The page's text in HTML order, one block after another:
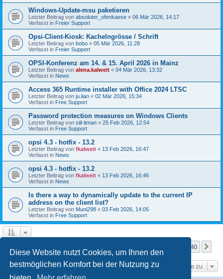
Diese Website nutzt Cookies, um Ihnen den
bestmöglichen Komfort bei der Nutzung zu
Windows-Update-msu paketieren
Letzter Beitrag von absoluter_ofenkaese « 06 Mär 2026, 14:17
Verfasst in Freier Support
Opsi-Client-Kiosk: Kachelngrösse / Schrift
Letzter Beitrag von bobo « 05 Mär 2026, 11:28
Verfasst in Freier Support
OPSI-Konferenz am 14. & 15. April 2026 in Mainz
Letzter Beitrag von alena.kalweit « 04 Mär 2026, 13:32
Verfasst in News
Access 365 Runtime installer with Office 2024 LTSC
Letzter Beitrag von ju.lian « 02 Mär 2026, 15:34
Verfasst in Free Support
Password protection measures on Windows Clients
Letzter Beitrag von siil-itman « 25 Feb 2026, 12:54
Verfasst in Free Support
opsi 4.3 - hotfix - 13.2
Letzter Beitrag von fkalweit « 13 Feb 2026, 16:47
Verfasst in News
opsi 4.3 - hotfix - 13.2
Letzter Beitrag von fkalweit « 13 Feb 2026, 16:46
Verfasst in News
Is there a way to dynamically update to the current IP
address on the client list?
Letzter Beitrag von Muni298 « 03 Feb 2026, 14:05
Verfasst in Free Support
40
Gehe zu